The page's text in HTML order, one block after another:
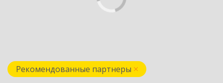
Рекомендованные партнеры